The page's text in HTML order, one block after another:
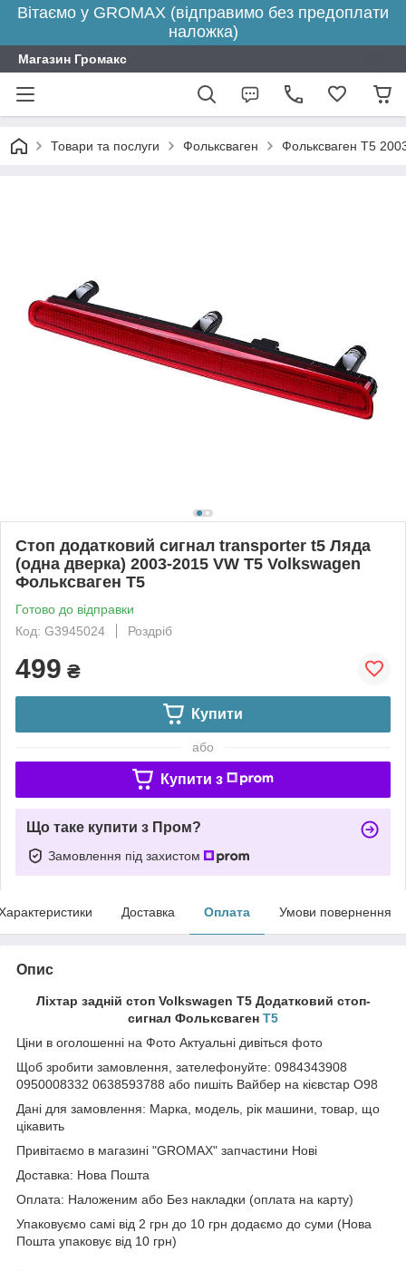
Вітаємо у GROMAX (відправимо без предоплати
наложка)
Магазин Громакс
Товари та послуги Фольксваген Фольксваген Т5
Стоп додатковий сигнал transporter t5 Ляда
(одна дверка) 2003-2015 VW T5 Volkswagen
Фольксваген Т5
Готово до відправки
Код: G3945024
Роздріб
499 ₴
Купити
або
Купити з
Що таке купити з Пром?
Замовлення під захистом
Доставка Оплата Умови повернення
Опис
Ліхтар задній стоп Volkswagen T5 Додатковий стоп-
сигнал Фольксваген Т5
Ціни в оголошенні на Фото Актуальні дивіться фото
Щоб зробити замовлення, зателефонуйте: 0984343908
0950008332 0638593788 або пишіть Вайбер на кієвстар О98
Дані для замовлення: Марка, модель, рік машини, товар, що
цікавить
Привітаємо в магазині "GROMAX" запчастини Нові
Доставка: Нова Пошта
Оплата: Наложеним або Без накладки (оплата на карту)
Упаковуємо самі від 2 грн до 10 грн додаємо до суми (Нова
Пошта упаковує від 10 грн)